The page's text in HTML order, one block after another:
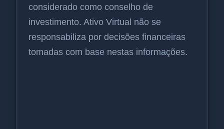
considerado como conselho de
investimento. Ativo Virtual não se
responsabiliza por decisões financeiras
tomadas com base nestas informações.